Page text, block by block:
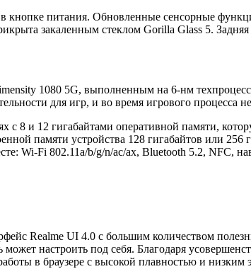
кнопке питания. Обновленные сенсорные
закаленным стеклом Gorilla Glass 5.
1080 5G, выполненным на 6-нм
для игр, и во время игрового процесса
с 8 и 12 гигабайтами оперативной памяти,
памяти устройства 128 гигабайтов или 256
Wi-Fi 802.11a/b/g/n/ac/ax, Bluetooth 5.2,
Realme UI 4.0 с большим количеством
может настроить под себя. Благодаря
в браузере с высокой плавностью и низким